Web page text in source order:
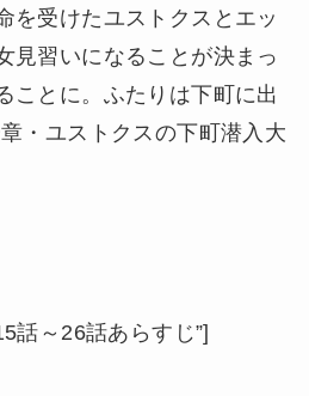
を受けたユストクスとエッ
見習いになることが決まっ
ことに。ふたりは下町に出
・ユストクスの下町潜入大
話～26話あらすじ”]